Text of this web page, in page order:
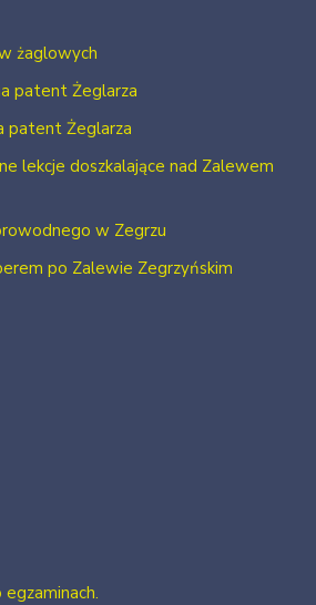
żaglowych
patent Żeglarza
patent Żeglarza
lekcje doszkalające nad Zalewem
w Zegrzu
po Zalewie Zegrzyńskim